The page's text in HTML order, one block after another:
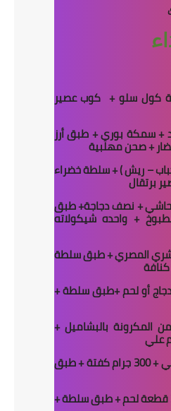
كول سلو + كوب عصير
سمكة بوري + طبق أرز
+ صحن مهلبية
– ريش ) + سلطة خضراء
برتقال
+ نصف دجاجة+ طبق
+ واحده شيكولاته
المصري + طبق سلطة
أو لحم +طبق سلطة +
المكرونة بالبشاميل +
علي
أو طبق متوسط كسكسي + 300 جرام كفتة + طبق
أو طبق متوسط فتة + 2 قطعة لحم + طبق سلطة +